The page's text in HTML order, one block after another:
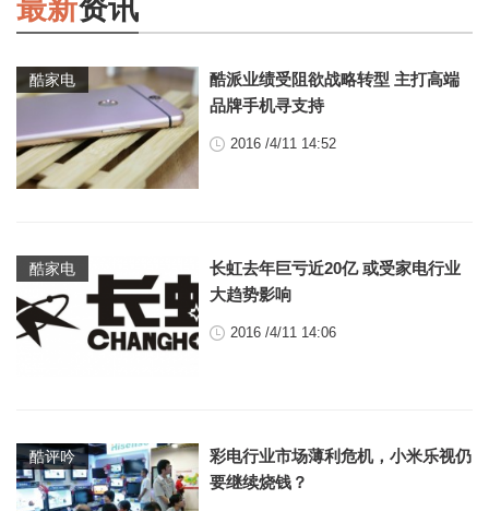
最新资讯
酷家电
酷派业绩受阻欲战略转型 主打高端
品牌手机寻支持
2016 /4/11 14:52
酷家电
长虹去年巨亏近20亿 或受家电行业
大趋势影响
2016 /4/11 14:06
酷评吟
彩电行业市场薄利危机，小米乐视仍
要继续烧钱？